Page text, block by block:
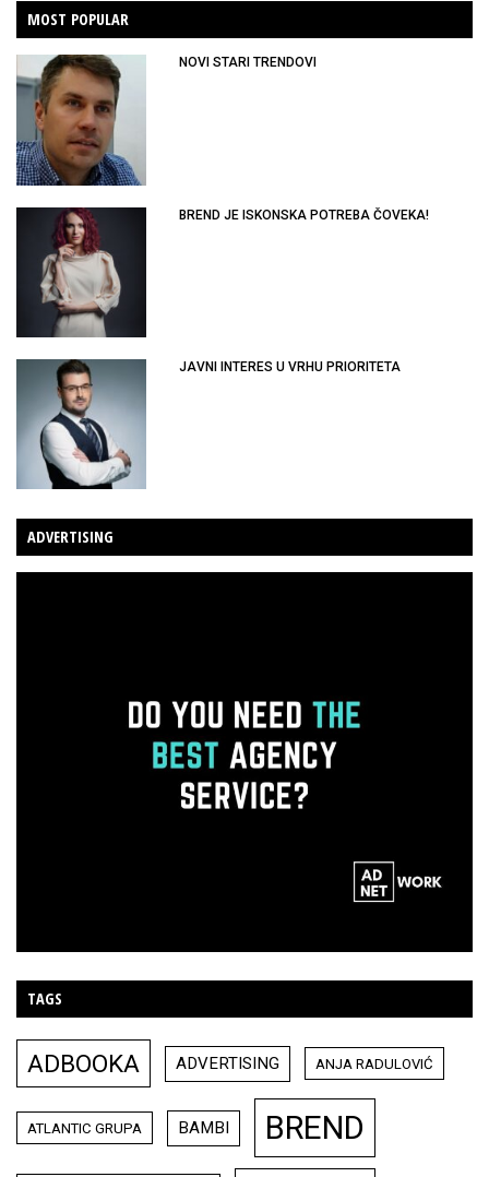
MOST POPULAR
NOVI STARI TRENDOVI
BREND JE ISKONSKA POTREBA ČOVEKA!
JAVNI INTERES U VRHU PRIORITETA
ADVERTISING
TAGS
ADBOOKA ADVERTISING ANJA RADULOVIĆ
ATLANTIC GRUPA BAMBI BREND